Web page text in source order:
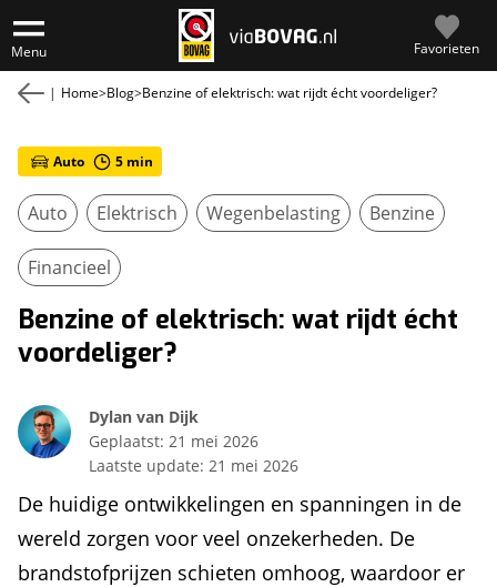
Menu Favorieten
| Home>Blog>Benzine of elektrisch: wat rijdt écht voordeliger?
Auto 5 min
Benzine of elektrisch: wat rijdt écht
voordeliger?
De huidige ontwikkelingen en spanningen in de
wereld zorgen voor veel onzekerheden. De
brandstofprijzen schieten omhoog, waardoor er
Dylan van Dijk
Geplaatst: 21 mei 2026
Laatste update: 21 mei 2026
Auto Elektrisch Wegenbelasting Benzine
Financieel